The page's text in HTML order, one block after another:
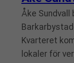
Åke
Kvarteret
lokaler för